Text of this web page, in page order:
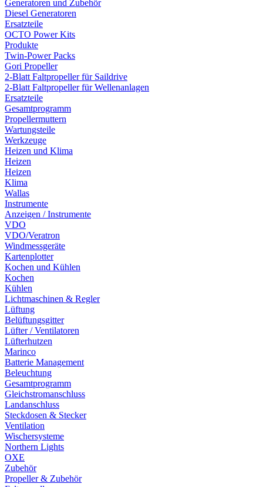
Generatoren und Zubehör
Diesel Generatoren
Ersatzteile
OCTO Power Kits
Produkte
Twin-Power Packs
Gori Propeller
2-Blatt Faltpropeller für Saildrive
2-Blatt Faltpropeller für Wellenanlagen
Ersatzteile
Gesamtprogramm
Propellermuttern
Wartungsteile
Werkzeuge
Heizen und Klima
Heizen
Heizen
Klima
Wallas
Instrumente
Anzeigen / Instrumente
VDO
VDO/Veratron
Windmessgeräte
Kartenplotter
Kochen und Kühlen
Kochen
Kühlen
Lichtmaschinen & Regler
Lüftung
Belüftungsgitter
Lüfter / Ventilatoren
Lüfterhutzen
Marinco
Batterie Management
Beleuchtung
Gesamtprogramm
Gleichstromanschluss
Landanschluss
Steckdosen & Stecker
Ventilation
Wischersysteme
Northern Lights
OXE
Zubehör
Propeller & Zubehör